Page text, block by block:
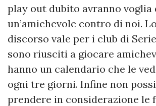
play out dubito avranno voglia
un’amichevole contro di noi.
discorso vale per i club di Serie
sono riusciti a giocare
hanno un calendario che le
ogni tre giorni. Infine non
prendere in considerazione le